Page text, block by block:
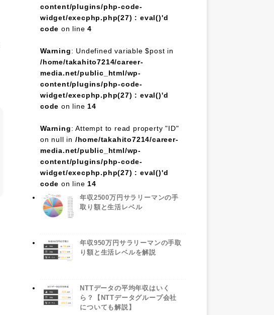
content/plugins/php-code-
widget/execphp.php(27) : eval()'d
code on line4
Warning: Undefined variable $post in
/home/takahito7214/career-
media.net/public_html/wp-
content/plugins/php-code-
widget/execphp.php(27) : eval()'d
code on line 14
Warning: Attempt to read property "ID"
on null in /home/takahito7214/career-
media.net/public_html/wp-
content/plugins/php-code-
widget/execphp.php(27) : eval()'d
code on line 14
年収2500万円サラリーマンの手
取り額と生活レベル
年収950万円サラリーマンの手取
り額と生活レベルを解説
NTTデータの平均年収はいく
ら？【NTTデータグループ会社
についても解説】